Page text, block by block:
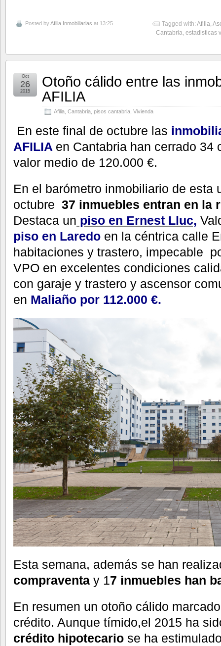
Posted byAfilia Inmobiliarias at 13:25 Tagged with: Afilia,
Cantabria, estadisticas
Otoño cálido entre las
AFILIA
Afilia Cantabria pisos cantabria Vivienda
Oct
26
2015
En este final de octubre las
AFILIA en Cantabria han cerrado 34
valor medio de 120.000 €.
En el barómetro inmobiliario de esta
octubre 37 inmuebles entran en la
Destaca un piso en Ernest Lluc,
piso en Laredo en la céntrica calle
habitaciones y trastero, impecable
VPO en excelentes condiciones
con garaje y trastero y ascensor
en Maliaño por 112.000 €.
Esta semana, además se han
compraventa y 17 inmuebles han
En resumen un otoño cálido
crédito. Aunque tímido,el 2015 ha
crédito hipotecario se ha